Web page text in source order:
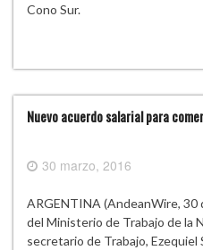
Cono Sur.
Nuevo acuerdo salarial para
30 marzo, 2016
ARGENTINA (AndeanWire, 30
del Ministerio de Trabajo de la
secretario de Trabajo, Ezequiel